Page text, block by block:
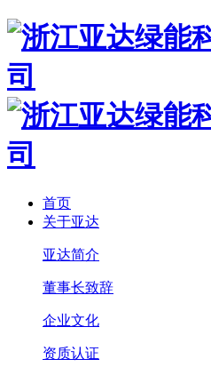
首页
关于亚达
亚达简介
董事长致辞
企业文化
资质认证